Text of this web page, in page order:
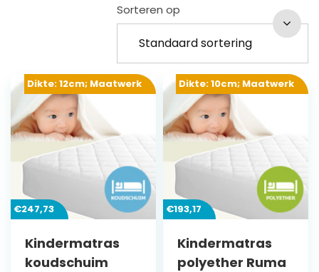
Sorteren op
Dikte: 12cm; Maatwerk
€247,73
Kindermatras
koudschuim
Dikte: 10cm; Maatwerk
€193,17
Kindermatras
polyether Ruma